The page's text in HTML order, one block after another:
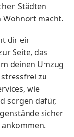
Städten
Wohnort macht.
dir ein
Seite, das
deinen Umzug
zu
wie
sorgen dafür,
sicher